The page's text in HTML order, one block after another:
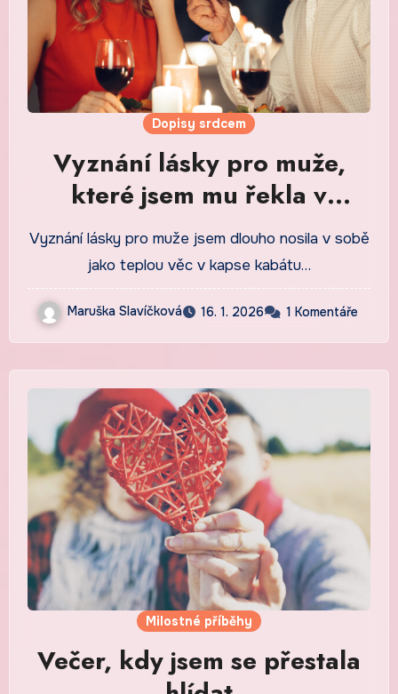
Dopisy srdcem
Vyznání lásky pro muže,
které jsem mu řekla v
kuchyni u světla lampy
Vyznání lásky pro muže jsem dlouho nosila v sobě
jako teplou věc v kapse kabátu…
Maruška Slavíčková 16. 1. 2026 1 Komentáře
Milostné příběhy
Večer, kdy jsem se přestala